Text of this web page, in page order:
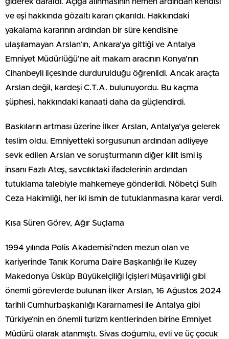
ve eşi hakkında gözaltı kararı çıkarıldı. Hakkındaki
yakalama kararının ardından bir süre kendisine
ulaşılamayan Arslan’ın, Ankara’ya gittiği ve Antalya
Emniyet Müdürlüğü’ne ait makam aracının Konya’nın
Cihanbeyli ilçesinde durdurulduğu öğrenildi. Ancak araçta
Arslan değil, kardeşi C.T.A. bulunuyordu. Bu kaçma
şüphesi, hakkındaki kanaati daha da güçlendirdi.
Baskıların artması üzerine İlker Arslan, Antalya’ya gelerek
teslim oldu. Emniyetteki sorgusunun ardından adliyeye
sevk edilen Arslan ve soruşturmanın diğer kilit ismi iş
insanı Fazlı Ateş, savcılıktaki ifadelerinin ardından
tutuklama talebiyle mahkemeye gönderildi. Nöbetçi Sulh
Ceza Hakimliği, her iki ismin de tutuklanmasına karar verdi.
Kısa Süren Görev, Ağır Suçlama
1994 yılında Polis Akademisi’nden mezun olan ve
kariyerinde Tanık Koruma Daire Başkanlığı ile Kuzey
Makedonya Üsküp Büyükelçiliği İçişleri Müşavirliği gibi
önemli görevlerde bulunan İlker Arslan, 16 Ağustos 2024
tarihli Cumhurbaşkanlığı Kararnamesi ile Antalya gibi
Türkiye’nin en önemli turizm kentlerinden birine Emniyet
Müdürü olarak atanmıştı. Sivas doğumlu, evli ve üç çocuk